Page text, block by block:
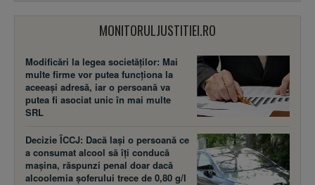
MONITORULJUSTITIEI.RO
Modificări la legea societăţilor: Mai
multe firme vor putea funcţiona la
aceeaşi adresă, iar o persoană va
putea fi asociat unic în mai multe
SRL
Decizie ÎCCJ: Dacă laşi o persoană ce
a consumat alcool să îţi conducă
maşina, răspunzi penal doar dacă
alcoolemia şoferului trece de 0,80 g/l